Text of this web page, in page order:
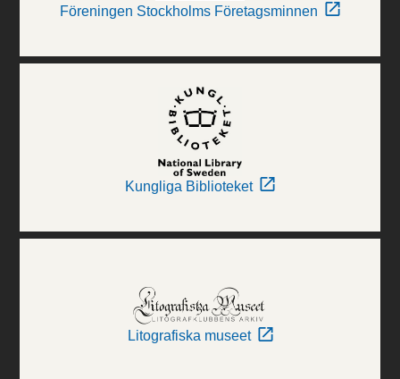
Föreningen Stockholms Företagsminnen
Kungliga Biblioteket
Litografiska museet